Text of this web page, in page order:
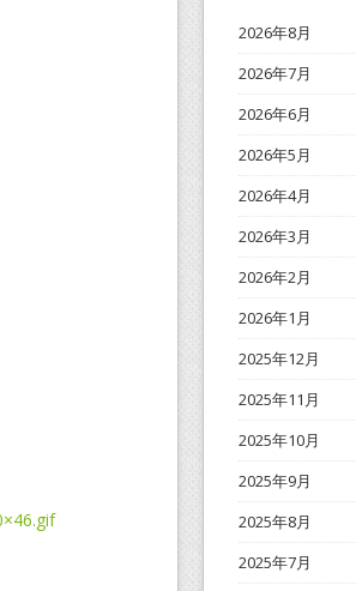
2026年8月
2026年7月
2026年6月
2026年5月
2026年4月
2026年3月
2026年2月
2026年1月
2025年12月
2025年11月
2025年10月
2025年9月
2025年8月
2025年7月